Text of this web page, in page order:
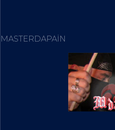
MASTERDAPAIN